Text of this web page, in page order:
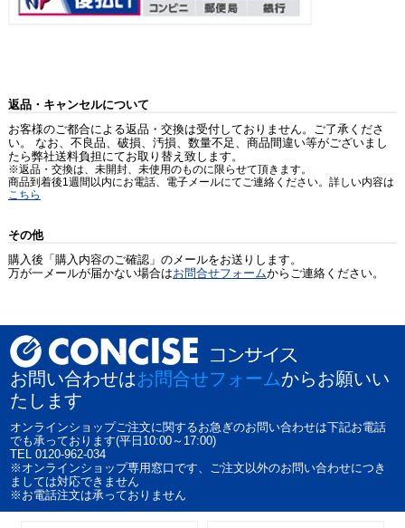
返品・キャンセルについて
お客様のご都合による返品・交換は受付しておりません。ご了承くださ
い。 なお、不良品、破損、汚損、数量不足、商品間違い等がございまし
たら弊社送料負担にてお取り替え致します。
※返品・交換は、未開封、未使用のものに限らせて頂きます。
商品到着後1週間以内にお電話、電子メールにてご連絡ください。詳しい内容は
こちら
その他
購入後「購入内容のご確認」のメールをお送りします。
万が一メールが届かない場合はお問合せフォームからご連絡ください。
お問い合わせはお問合せフォームからお願いい
たします
オンラインショップご注文に関するお急ぎのお問い合わせは下記お電話
でも承っております(平日10:00～17:00)
TEL 0120-962-034
※オンラインショップ専用窓口です、ご注文以外のお問い合わせにつき
ましては対応できません
※お電話注文は承っておりません